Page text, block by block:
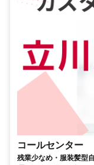
コールセンター
残業少なめ・服装髪型